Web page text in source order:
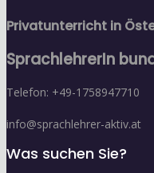
Privatunterricht in
SprachlehrerIn
Telefon: +49-1758947710
info@sprachlehrer-aktiv.at
Was suchen Sie?